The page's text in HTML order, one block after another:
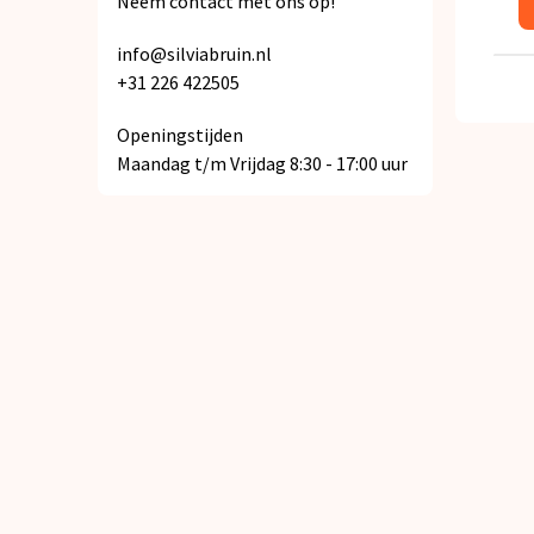
info@silviabruin.nl
+31 226 422505
Openingstijden
Maandag t/m Vrijdag 8:30 - 17:00 uur